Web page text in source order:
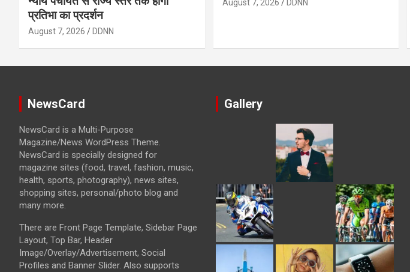
प्रतिभा का प्रदर्शन
August 7, 2026 DDNN
August 7, 2026 DDNN
NewsCard
NewsCard is a Multi-Purpose
Magazine/News WordPress Theme.
NewsCard is specially designed for
magazine sites (food, travel, fashion, music,
health, sports, photography), news sites,
shopping sites, personal/photo blog and
many more.
There are Front Page Template, Sidebar Page
Layout, Top Bar, Header
Image/Overlay/Advertisement, Social
Profiles and Banner Slider. Also supports
Gallery